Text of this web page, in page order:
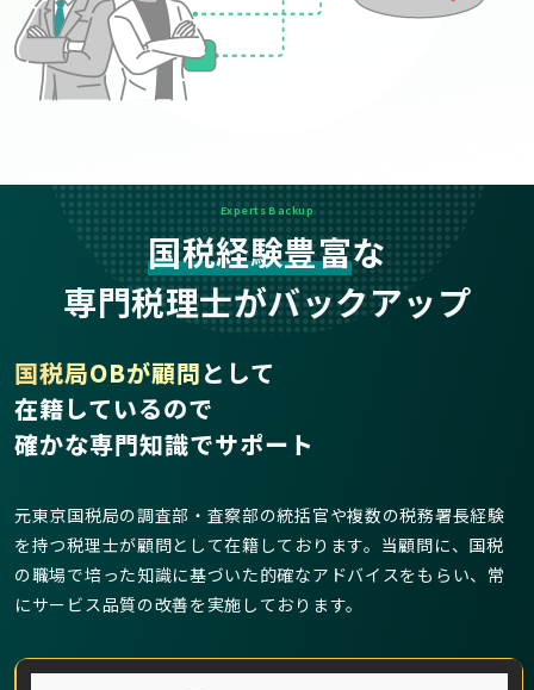
Experts Backup
国税経験豊富な
専門税理士がバックアップ
国税局OBが顧問として
在籍しているので
確かな専門知識でサポート
元東京国税局の調査部・査察部の統括官や複数の税務署長経験
を持つ税理士が顧問として在籍しております。当顧問に、国税
の職場で培った知識に基づいた的確なアドバイスをもらい、常
にサービス品質の改善を実施しております。